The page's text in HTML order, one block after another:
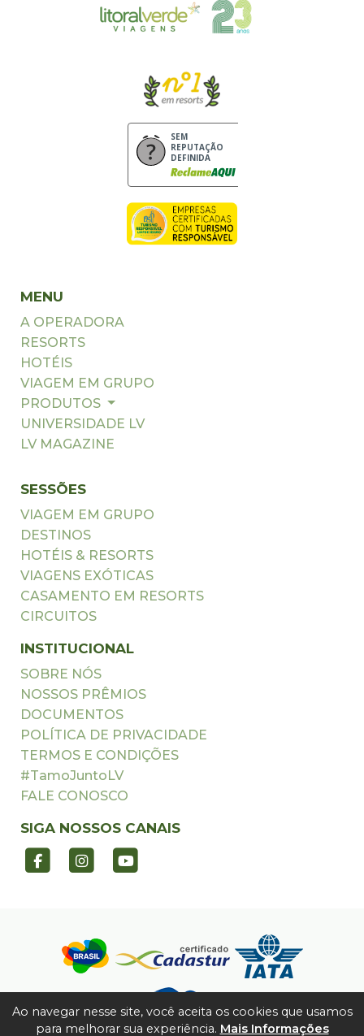
SEM
REPUTAÇÃO
DEFINIDA
MENU
A OPERADORA
RESORTS
HOTÉIS
VIAGEM EM GRUPO
PRODUTOS
UNIVERSIDADE LV
LV MAGAZINE
SESSÕES
VIAGEM EM GRUPO
DESTINOS
HOTÉIS & RESORTS
VIAGENS EXÓTICAS
CASAMENTO EM RESORTS
CIRCUITOS
INSTITUCIONAL
SOBRE NÓS
NOSSOS PRÊMIOS
DOCUMENTOS
POLÍTICA DE PRIVACIDADE
TERMOS E CONDIÇÕES
#TamoJuntoLV
FALE CONOSCO
SIGA NOSSOS CANAIS
Ao navegar nesse site, você aceita os cookies que usamos
para melhorar sua experiência. Mais Informações